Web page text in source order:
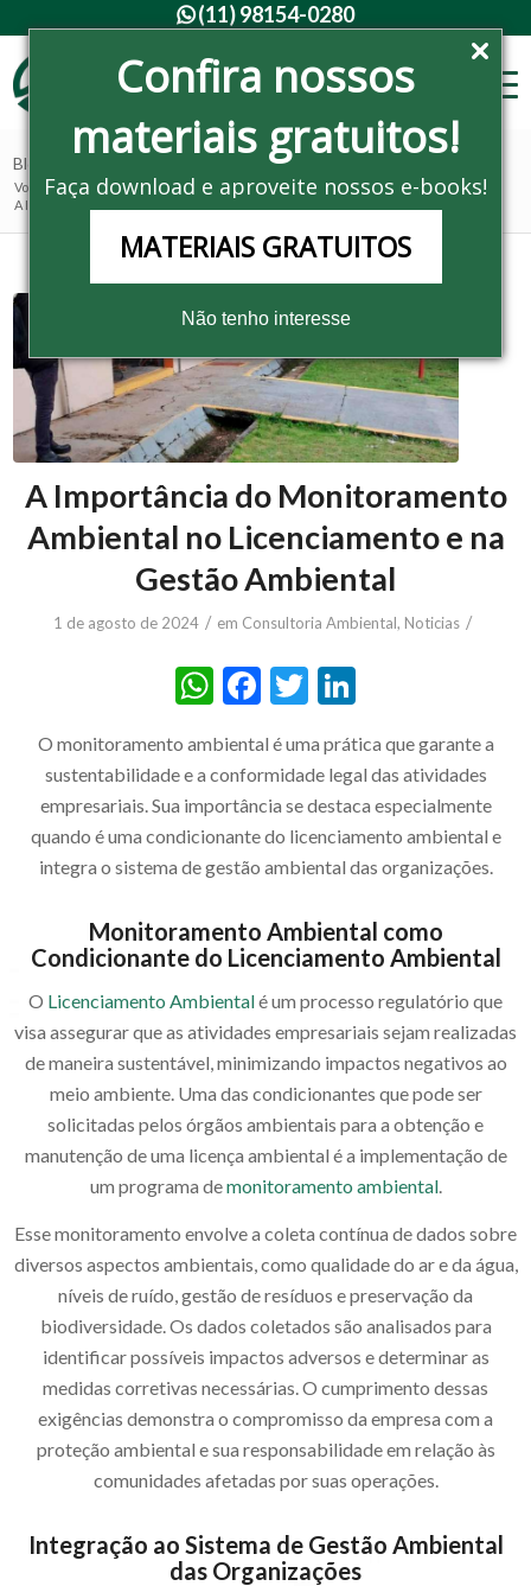
Confira nossos
materiais gratuitos!
Faça download e aproveite nossos e-books!
MATERIAIS GRATUITOS
Não tenho interesse
(11) 98154-0280
Blog - Últimas notícias
Você está aqui: Home / Noticias / Consultoria Ambiental /
A Importância do Monitoramento Ambiental no Licenciamento e na Gestão A...
A Importância do Monitoramento
Ambiental no Licenciamento e na
Gestão Ambiental
1 de agosto de 2024 / em Consultoria Ambiental, Noticias /
WhatsApp
Facebook
Twitter
O monitoramento ambiental é uma prática que garante a
sustentabilidade e a conformidade legal das atividades
empresariais. Sua importância se destaca especialmente
quando é uma condicionante do licenciamento ambiental e
integra o sistema de gestão ambiental das organizações.
Monitoramento Ambiental como
Condicionante do Licenciamento Ambiental
O Licenciamento Ambientalé um processo regulatório que
visa assegurar que as atividades empresariais sejam realizadas
de maneira sustentável, minimizando impactos negativos ao
meio ambiente. Uma das condicionantes que pode ser
solicitadas pelos órgãos ambientais para a obtenção e
manutenção de uma licença ambiental é a implementação de
um programa demonitoramento ambiental.
Esse monitoramento envolve a coleta contínua de dados sobre
diversos aspectos ambientais, como qualidade do ar e da água,
níveis de ruído, gestão de resíduos e preservação da
biodiversidade. Os dados coletados são analisados para
identificar possíveis impactos adversos e determinar as
medidas corretivas necessárias. O cumprimento dessas
exigências demonstra o compromisso da empresa com a
proteção ambiental e sua responsabilidade em relação às
comunidades afetadas por suas operações.
Integração ao Sistema de Gestão Ambiental
das Organizações